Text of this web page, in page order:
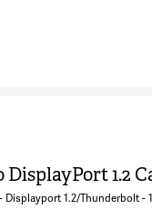
1.2/Thunderbolt -